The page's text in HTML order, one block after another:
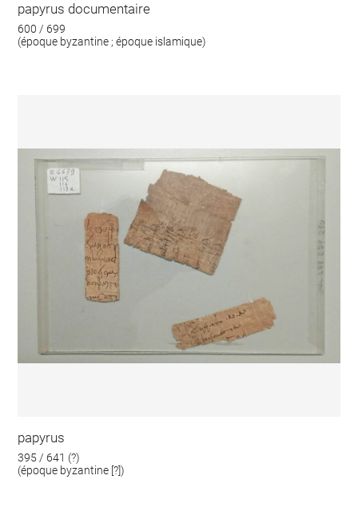
papyrus documentaire
600 / 699
(époque byzantine ; époque islamique)
papyrus
395 / 641 (?)
(époque byzantine [?])